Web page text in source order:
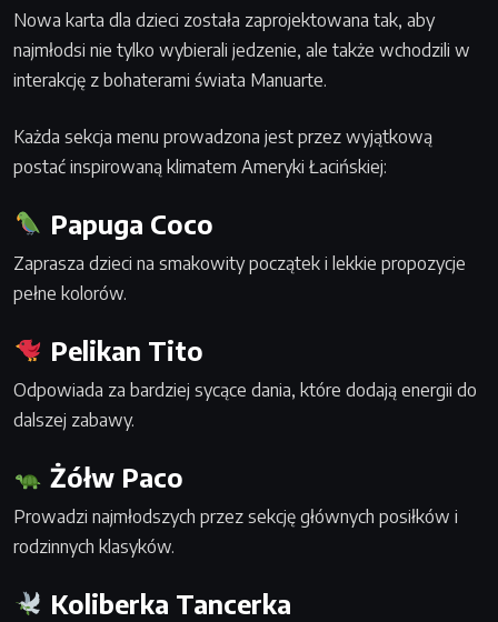
Nowa karta dla dzieci została zaprojektowana tak, aby
najmłodsi nie tylko wybierali jedzenie, ale także wchodzili w
interakcję z bohaterami świata Manuarte.
Każda sekcja menu prowadzona jest przez wyjątkową
postać inspirowaną klimatem Ameryki Łacińskiej:
Papuga Coco
Zaprasza dzieci na smakowity początek i lekkie propozycje
pełne kolorów.
Pelikan Tito
Odpowiada za bardziej sycące dania, które dodają energii do
dalszej zabawy.
Żółw Paco
Prowadzi najmłodszych przez sekcję głównych posiłków i
rodzinnych klasyków.
Koliberka Tancerka